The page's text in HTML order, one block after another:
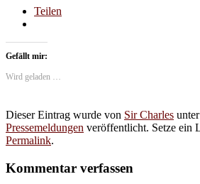
Teilen
Gefällt mir:
Wird geladen …
Dieser Eintrag wurde von Sir Charles unter
Pressemeldungen veröffentlicht. Setze ein
Permalink.
Kommentar verfassen